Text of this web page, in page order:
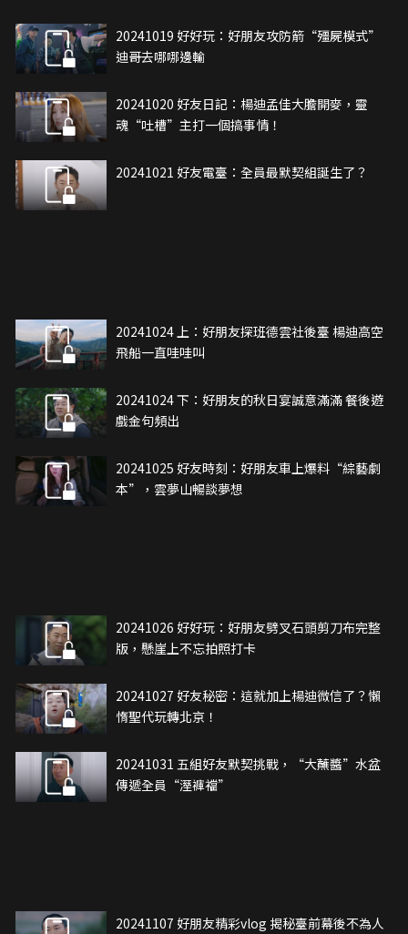
20241019 好好玩：好朋友攻防箭“殭屍模式”
迪哥去哪哪邊輸
20241020 好友日記：楊迪孟佳大膽開麥，靈
魂“吐槽”主打一個搞事情！
20241021 好友電臺：全員最默契組誕生了？
20241024 上：好朋友探班德雲社後臺 楊迪高空
飛船一直哇哇叫
20241024 下：好朋友的秋日宴誠意滿滿 餐後遊
戲金句頻出
20241025 好友時刻：好朋友車上爆料“綜藝劇
本”，雲夢山暢談夢想
20241026 好好玩：好朋友劈叉石頭剪刀布完整
版，懸崖上不忘拍照打卡
20241027 好友秘密：這就加上楊迪微信了？懶
惰聖代玩轉北京！
20241031 五組好友默契挑戰，“大蘸醬”水盆
傳遞全員“溼褲襠”
20241107 好朋友精彩vlog 揭秘臺前幕後不為人